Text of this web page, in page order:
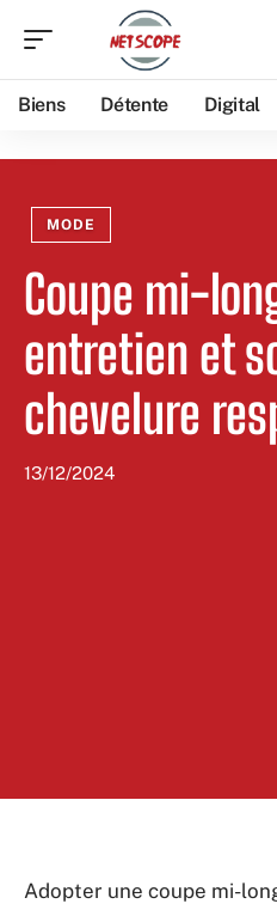
Biens Détente Digital
MODE
Coupe mi-
entretien et
chevelure
13/12/2024
Adopter une coupe mi-